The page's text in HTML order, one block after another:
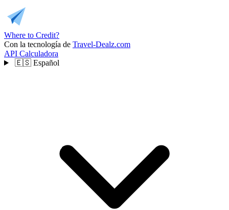
Where to Credit?
Con la tecnología de Travel-Dealz.com
API Calculadora
🇪🇸 Español